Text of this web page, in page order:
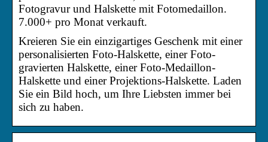
Fotogravur und Halskette mit Fotomedaillon.
7.000+ pro Monat verkauft.
Kreieren Sie ein einzigartiges Geschenk mit einer
personalisierten Foto-Halskette, einer Foto-
gravierten Halskette, einer Foto-Medaillon-
Halskette und einer Projektions-Halskette. Laden
Sie ein Bild hoch, um Ihre Liebsten immer bei
sich zu haben.